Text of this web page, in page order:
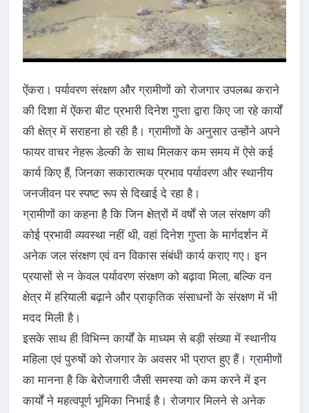
ऐंकरा। पर्यावरण संरक्षण और ग्रामीणों को रोजगार उपलब्ध कराने
की दिशा में ऐंकरा बीट प्रभारी दिनेश गुप्ता द्वारा किए जा रहे कार्यों
की क्षेत्र में सराहना हो रही है। ग्रामीणों के अनुसार उन्होंने अपने
फायर वाचर नेहरू डेल्की के साथ मिलकर कम समय में ऐसे कई
कार्य किए हैं, जिनका सकारात्मक प्रभाव पर्यावरण और स्थानीय
जनजीवन पर स्पष्ट रूप से दिखाई दे रहा है।
ग्रामीणों का कहना है कि जिन क्षेत्रों में वर्षों से जल संरक्षण की
कोई प्रभावी व्यवस्था नहीं थी, वहां दिनेश गुप्ता के मार्गदर्शन में
अनेक जल संरक्षण एवं वन विकास संबंधी कार्य कराए गए। इन
प्रयासों से न केवल पर्यावरण संरक्षण को बढ़ावा मिला, बल्कि वन
क्षेत्र में हरियाली बढ़ाने और प्राकृतिक संसाधनों के संरक्षण में भी
मदद मिली है।
इसके साथ ही विभिन्न कार्यों के माध्यम से बड़ी संख्या में स्थानीय
महिला एवं पुरुषों को रोजगार के अवसर भी प्राप्त हुए हैं। ग्रामीणों
का मानना है कि बेरोजगारी जैसी समस्या को कम करने में इन
कार्यों ने महत्वपूर्ण भूमिका निभाई है। रोजगार मिलने से अनेक